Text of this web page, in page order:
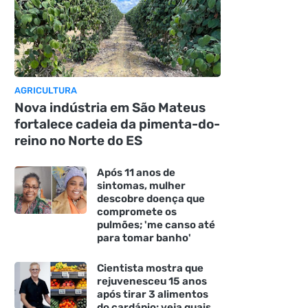
AGRICULTURA
Nova indústria em São Mateus
fortalece cadeia da pimenta-do-
reino no Norte do ES
Após 11 anos de
sintomas, mulher
descobre doença que
compromete os
pulmões; 'me canso até
para tomar banho'
Cientista mostra que
rejuvenesceu 15 anos
após tirar 3 alimentos